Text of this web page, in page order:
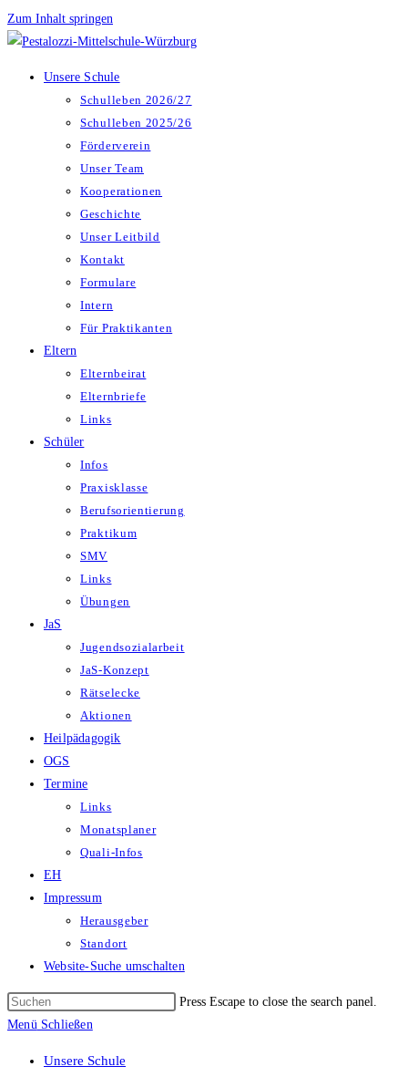
Zum Inhalt springen
Unsere Schule
Schulleben 2026/27
Schulleben 2025/26
Förderverein
Unser Team
Kooperationen
Geschichte
Unser Leitbild
Kontakt
Formulare
Intern
Für Praktikanten
Eltern
Elternbeirat
Elternbriefe
Links
Schüler
Infos
Praxisklasse
Berufsorientierung
Praktikum
SMV
Links
Übungen
JaS
Jugendsozialarbeit
JaS-Konzept
Rätselecke
Aktionen
Heilpädagogik
OGS
Termine
Links
Monatsplaner
Quali-Infos
EH
Impressum
Herausgeber
Standort
Website-Suche umschalten
Press Escape to close the search panel.
Menü Schließen
Unsere Schule